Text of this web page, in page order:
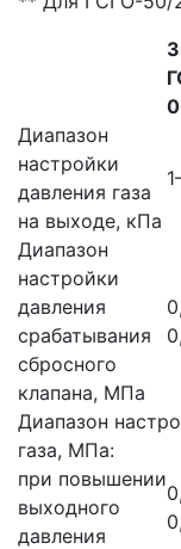
Диапазон
настройки
давления газа
на выходе, кПа
Диапазон
настройки
давления
срабатывания
сбросного
клапана, МПа
Диапазон
газа, МПа:
при повышении
выходного
давления